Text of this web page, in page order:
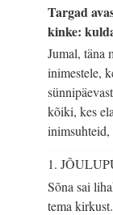
Targad
kinke:
Jumal, täna
inimestele,
kõiki, kes
inimsuhteid,
1.
Sõna sai
tema